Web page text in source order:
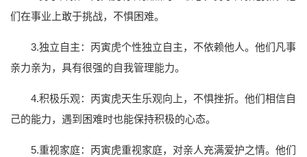
们在事业上敢于挑战，不惧困难。
3.独立自主：丙寅虎个性独立自主，不依赖他人。他们凡事
亲力亲为，具有很强的自我管理能力。
4.积极乐观：丙寅虎天生乐观向上，不惧挫折。他们相信自
己的能力，遇到困难时也能保持积极的心态。
5.重视家庭：丙寅虎重视家庭，对亲人充满爱护之情。他们